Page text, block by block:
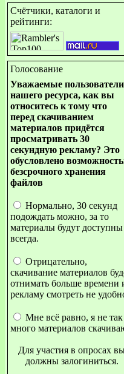
Счётчики, каталоги и
рейтинги:
Голосование
Уважаемые пользователи
нашего ресурса, как вы
относитесь к тому что
перед скачиванием
материалов придётся
просматривать 30
секундную рекламу? Это
обусловлено
безсрочного хранения
файлов
Нормально, 30 секунд
подождать можно, за то
материалы будут доступны
всегда.
Отрицательно,
скачивание материалов
отнимать больше времени
рекламу смотреть не
Мне всё равно, я не так
много материалов
Для участия в опросах
должны залогиниться.